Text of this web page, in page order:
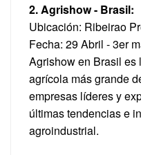
2. Agrishow - Brasil:
Ubicación: Ribeirao
Fecha:29Abril -3er
Agrishow en Brasil es
agrícola más grande
empresas líderes y
últimas tendencias e
agroindustrial.